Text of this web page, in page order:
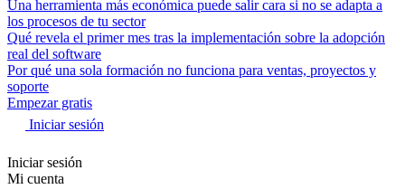
Una herramienta más económica puede salir cara si no se adapta a
los procesos de tu sector
Qué revela el primer mes tras la implementación sobre la adopción
real del software
Por qué una sola formación no funciona para ventas, proyectos y
soporte
Empezar gratis
Iniciar sesión
Iniciar sesión
Mi cuenta